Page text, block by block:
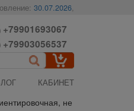
30.07.2026,
+79901693067
+79903056537
КАБИНЕТ
не является